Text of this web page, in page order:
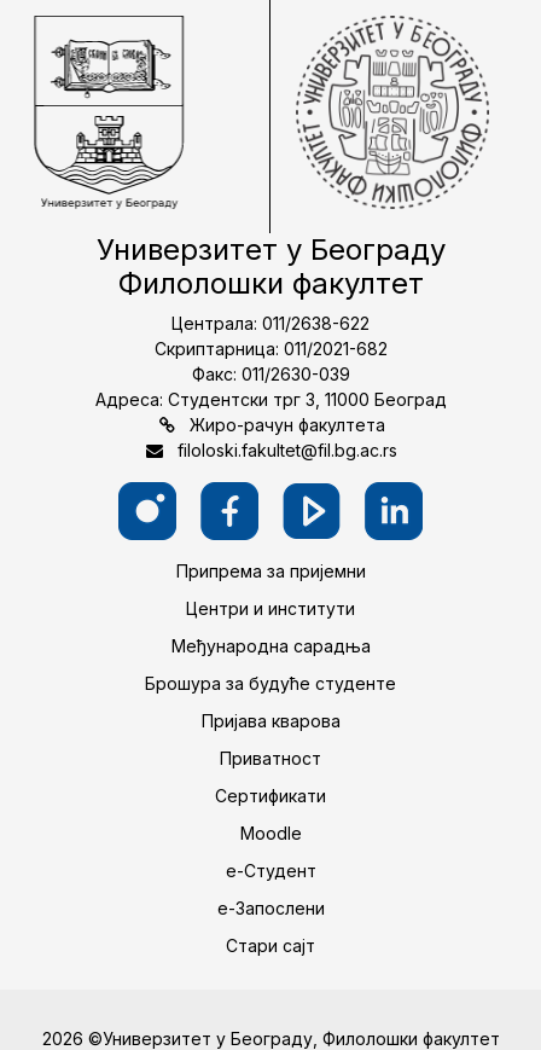
Универзитет у Београду
Филолошки факултет
Централа: 011/2638-622
Скриптарница: 011/2021-682
Факс: 011/2630-039
Адреса: Студентски трг 3, 11000 Београд
Жиро-рачун факултета
filoloski.fakultet@fil.bg.ac.rs
Припрема за пријемни
Центри и институти
Међународна сарадња
Брошура за будуће студенте
Пријава кварова
Приватност
Сертификати
Moodle
е-Студент
е-Запослени
Стари сајт
2026 ©Универзитет у Београду, Филолошки факултет